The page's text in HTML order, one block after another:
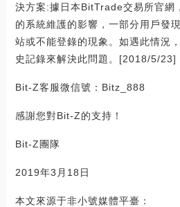
決方案:據日本BitTrade交易所官網
的系統維護的影響，一部分用戶發
站或不能登錄的現象。如遇此情況
史記錄來解決此問題。[2018/5/23]
Bit-Z客服微信號：Bitz_888
感謝您對Bit-Z的支持！
Bit-Z團隊
2019年3月18日
本文來源于非小號媒體平臺：